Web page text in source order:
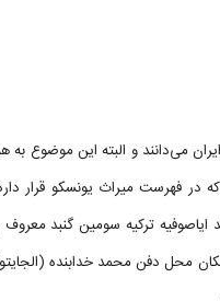
می‌دانند و البته این موضوع
در فهرست میراث یونسکو قرار
ایاصوفیه ترکیه سومین گنبد
محل دفن محمد خدابنده